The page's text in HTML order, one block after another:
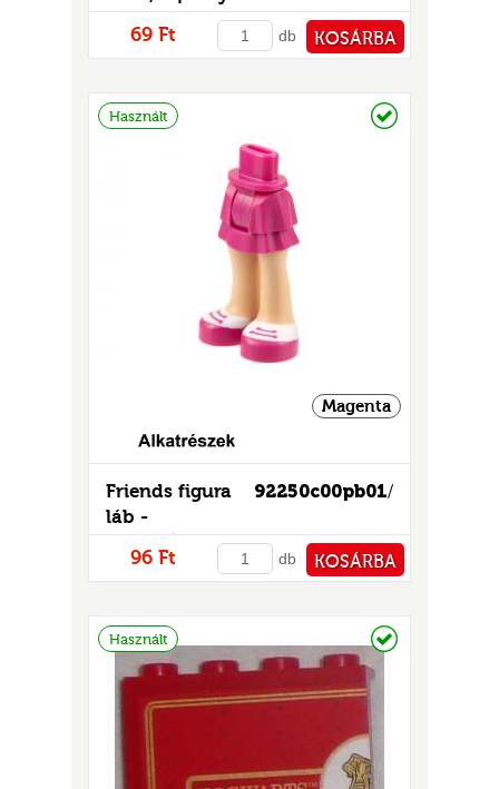
69 Ft db KOSÁRBA
Használt
Magenta
92250c00pb01/
Friends figura
láb -
mintás/matricás
96 Ft db KOSÁRBA
Használt